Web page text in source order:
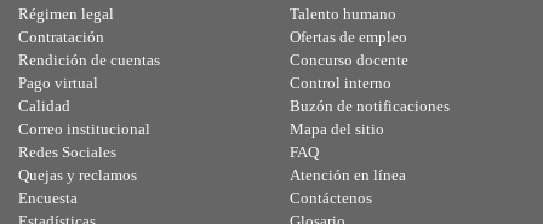
Régimen legal
Contratación
Rendición de cuentas
Pago virtual
Calidad
Talento humano
Ofertas de empleo
Concurso docente
Control interno
Buzón de notificaciones
Correo institucional
Redes Sociales
Quejas y reclamos
Encuesta
Mapa del sitio
FAQ
Atención en línea
Contáctenos